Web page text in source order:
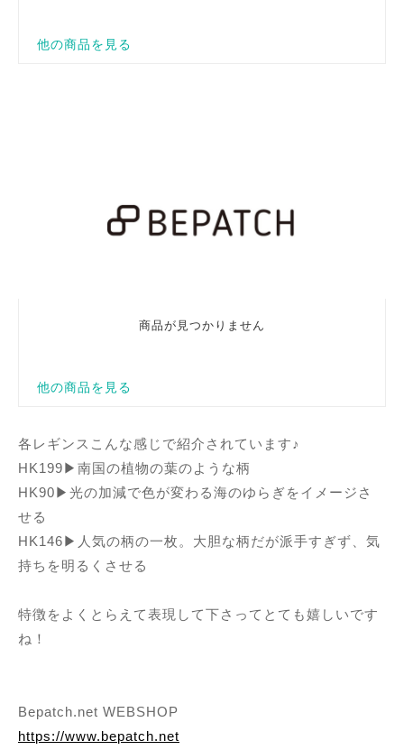
各レギンスこんな感じで紹介されています♪
HK199▶南国の植物の葉のような柄
HK90▶光の加減で色が変わる海のゆらぎをイメージさ
せる
HK146▶人気の柄の一枚。大胆な柄だが派手すぎず、気
持ちを明るくさせる
特徴をよくとらえて表現して下さってとても嬉しいです
ね！
Bepatch.net WEBSHOP
https://www.bepatch.net